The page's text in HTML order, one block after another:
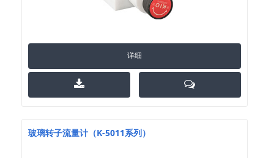
详细
玻璃转子流量计（K-5011系列）